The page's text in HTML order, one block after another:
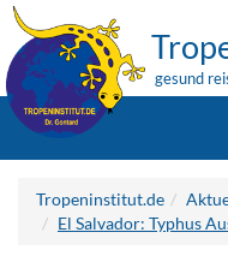
gesund
Tropeninstitut.de
El Salvador: Typhus